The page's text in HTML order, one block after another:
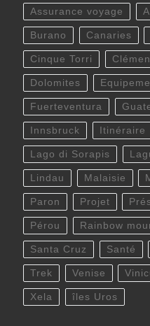
Assurance voyage
Burano Canaries
Cinque Torri
Dolomites
Fuerteventura
Innsbruck Itinéraire
Lago di Sorapis
Lindau Malaisie
Paron Projet
Pérou Rainbow
Santa Cruz Santé
Trek Venise
Xela îles Uros